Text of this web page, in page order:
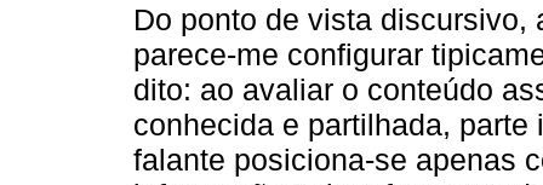
Do ponto de vista discursivo,
parece-me configurar
dito: ao avaliar o conteúdo
conhecida e partilhada, parte
falante posiciona-se apenas